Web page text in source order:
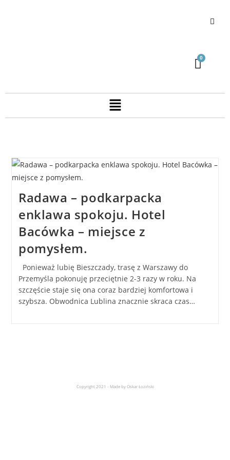
Radawa – podkarpacka
enklawa spokoju. Hotel
Bacówka – miejsce z
pomysłem.
Ponieważ lubię Bieszczady, trasę z Warszawy do
Przemyśla pokonuję przeciętnie 2-3 razy w roku. Na
szczęście staje się ona coraz bardziej komfortowa i
szybsza. Obwodnica Lublina znacznie skraca czas…
Copyright 2021 - Made by Oskar Łoziński